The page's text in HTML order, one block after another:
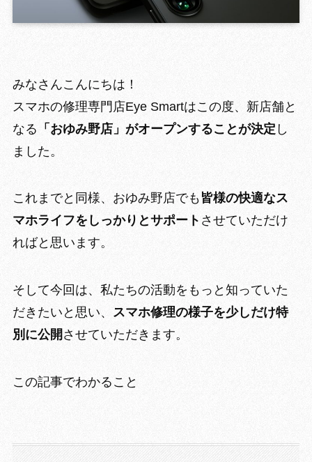
みなさんこんにちは！
スマホの修理専門店Eye Smartはこの度、新店舗と
なる 「おゆみ野店」がオープンすることが決定 し
ました。
これまでと同様、おゆみ野店でも皆様の快適なス
マホライフをしっかりとサポート させていただけ
ればと思います。
そして今回は、私たちの活動をもっと知っていた
だきたいと思い、 スマホ修理の様子を少しだけ特
別に公開 させていただきます。
この記事でわかること